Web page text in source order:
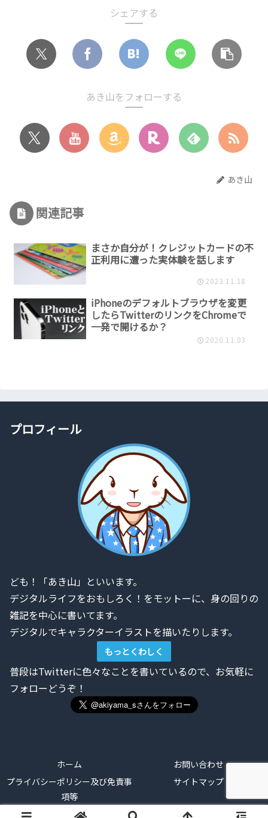
シェアする
あき山をフォローする
あき山
関連記事
まさか自分が！クレジットカードの不
正利用に遭った実体験を話します
2023.11.18
iPhoneのデフォルトブラウザを変更
したらTwitterのリンクをChromeで
一発で開けるか？
2020.11.03
プロフィール
ども！「あき山」といいます。
デジタルライフをおもしろく！をモットーに、身の回りの
雑記を中心に書いてます。
デジタルでキャラクターイラストを描いたりします。
もっとくわしく
普段はTwitterに色々なことを書いているので、お気軽に
フォローどうぞ！
ホーム
お問い合わせ
プライバシーポリシー及び免責事
項等
サイトマップ